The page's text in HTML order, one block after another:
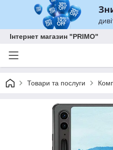
Інтернет магазин "PRIMO"
Товари та послуги